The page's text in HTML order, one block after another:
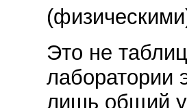
Это не
лаборатории
лишь общий